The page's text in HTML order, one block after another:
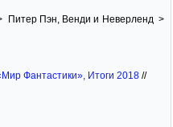
Пэн, Венди и Неверленд >
Фантастики», Итоги 2018 //